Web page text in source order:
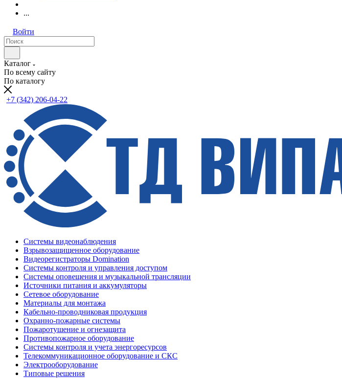
...
Войти
Каталог
По всему сайту
По каталогу
+7 (342) 206-04-22
Системы видеонаблюдения
Взрывозащищенное оборудование
Видеорегистраторы Domination
Системы контроля и управления доступом
Системы оповещения и музыкальной трансляции
Источники питания и аккумуляторы
Сетевое оборудование
Материалы для монтажа
Кабельно-проводниковая продукция
Охранно-пожарные системы
Пожаротушение и огнезащита
Противопожарное оборудование
Системы контроля и учета энергоресурсов
Телекоммуникационное оборудование и СКС
Электрооборудование
Типовые решения